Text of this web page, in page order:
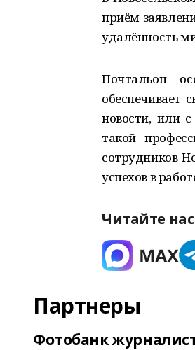
приём
удалённость
Почтальон –
обеспечивает
новости, или
такой
сотрудников
успехов в
Читайте нас
Партнеры
Фотобанк